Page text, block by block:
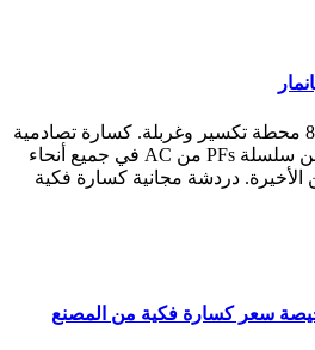
كسارة فكية mni 100 نوع 5 8 محطة تكسير وغربلة. كسارة تصادمية
سلسلة pf تم تثبيت الآلاف من سلسلة PFs من AC في جميع أنحاء
الأخيرة. دردشة مجانية كسارة فكية
سعر كسارة فكية من المصنع